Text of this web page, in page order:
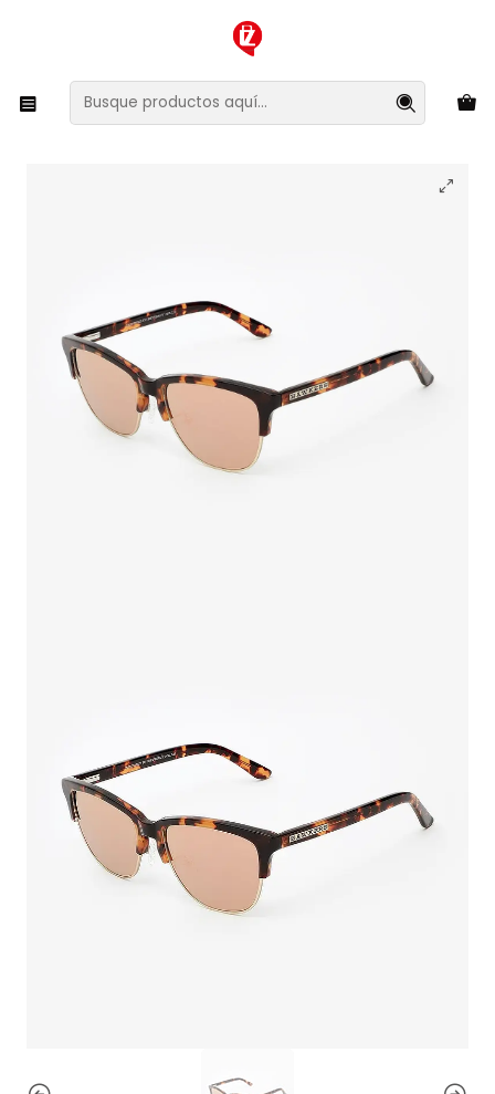
XMAS SALE ¡Compra antes de que la oferta termine!
Lentes y Accesorios Lentes de Sol
Lentes de Sol Hawkers Classic X CX18